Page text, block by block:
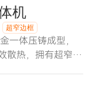
机
超窄边框
一体压铸成型，
散热，拥有超窄边